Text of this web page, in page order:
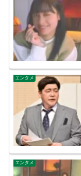
エンタメ
エンタメ